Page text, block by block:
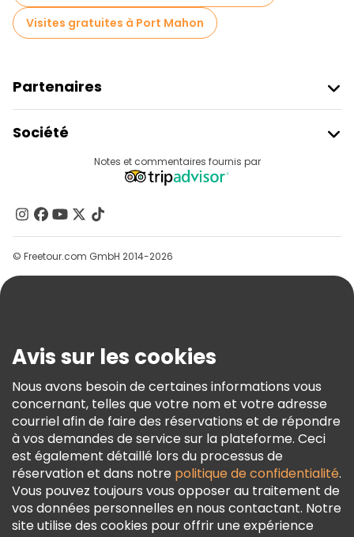
Visites gratuites à Port Mahon
Partenaires
Connexion Du Fournisseur
Programme D’affiliation
Société
Contactez-Nous
Groupes
Aide
Conditions Générales Et Mentions Légales
Politique En Matière De Cookies
Freetour Prix
Programme De Fidélité
Notes et commentaires fournis par
© Freetour.com GmbH 2014-2026
Avis sur les cookies
Nous avons besoin de certaines informations vous
concernant, telles que votre nom et votre adresse
courriel afin de faire des réservations et de répondre
à vos demandes de service sur la plateforme. Ceci
est également détaillé lors du processus de
réservation et dans notre politique de confidentialité.
Vous pouvez toujours vous opposer au traitement de
vos données personnelles en nous contactant. Notre
site utilise des cookies pour offrir une expérience